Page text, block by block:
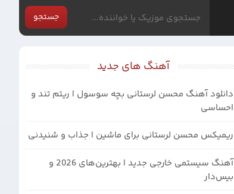
جستجو
آهنگ های جدید
دانلود آهنگ محسن لرستانی بچه سوسول | ریتم تند و
احساسی
ریمیکس محسن لرستانی برای ماشین | جذاب و شنیدنی
آهنگ سیستمی خارجی جدید | بهترین‌های 2026 و
بیس‌دار